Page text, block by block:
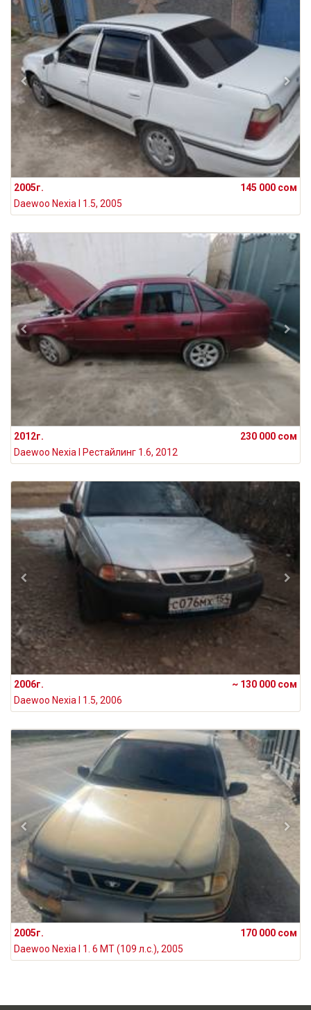
2005г.
145 000 сом
Daewoo Nexia I 1.5, 2005
2012г.
230 000 сом
Daewoo Nexia I Рестайлинг 1.6, 2012
2006г.
~ 130 000 сом
Daewoo Nexia I 1.5, 2006
2005г.
170 000 сом
Daewoo Nexia I 1. 6 MT (109 л.с.), 2005